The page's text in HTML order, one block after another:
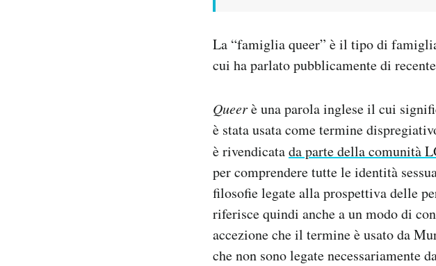
La “famiglia queer” è il tipo di
cui ha parlato pubblicamente di
Queerè una parola inglese il cui
è stata usata come termine
è rivendicatada parte della comunità
per comprendere tutte le identità
filosofie legate alla prospettiva delle
riferisce quindi anche a un modo di
accezione che il termine è usato da
che non sono legate necessariamente